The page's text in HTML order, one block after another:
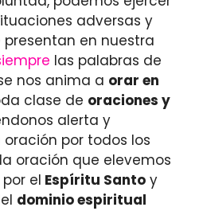
adversas y
en nuestra
las palabras de
nos anima a orar en
clase de oraciones y
alerta y
por todos los
oración que elevemos
el Espíritu Santo y
dominio espiritual